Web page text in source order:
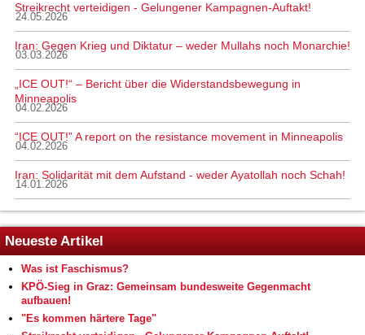
Streikrecht verteidigen - Gelungener Kampagnen-Auftakt!
24.05.2026
Iran: Gegen Krieg und Diktatur – weder Mullahs noch Monarchie!
03.03.2026
„ICE OUT!“ – Bericht über die Widerstandsbewegung in
Minneapolis
04.02.2026
“ICE OUT!” A report on the resistance movement in Minneapolis
04.02.2026
Iran: Solidarität mit dem Aufstand - weder Ayatollah noch Schah!
14.01.2026
Neueste Artikel
Was ist Faschismus?
KPÖ-Sieg in Graz: Gemeinsam bundesweite Gegenmacht
aufbauen!
"Es kommen härtere Tage"